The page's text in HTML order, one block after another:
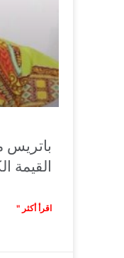
القيمة
اقرأ أكثر "